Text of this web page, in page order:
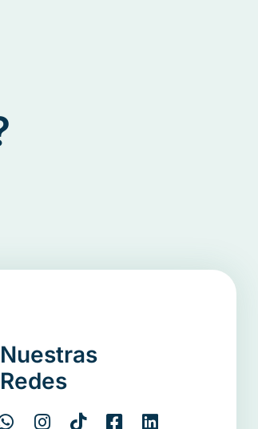
Nuestras
Redes